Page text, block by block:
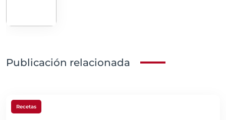
Publicación relacionada
Recetas